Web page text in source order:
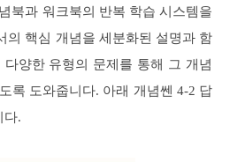
북과 워크북의 반복 학습 시스템을
의 핵심 개념을 세분화된 설명과 함
양한 유형의 문제를 통해 그 개념
록 도와줍니다. 아래 개념쎈 4-2 답
다.